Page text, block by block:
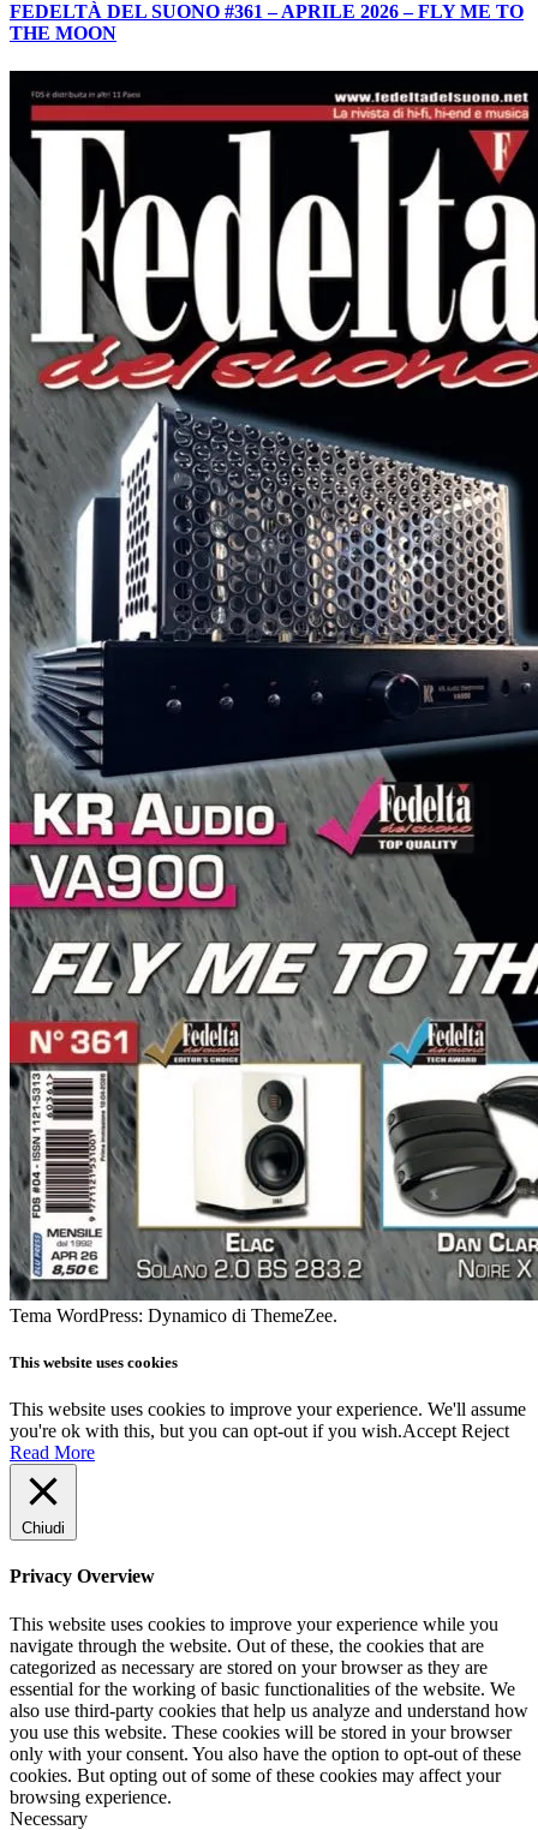
FEDELTÀ DEL SUONO #361 – APRILE 2026 – FLY ME TO
THE MOON
Tema WordPress: Dynamico di ThemeZee.
This website uses cookies
This website uses cookies to improve your experience. We'll assume
you're ok with this, but you can opt-out if you wish.Accept Reject
Read More
Chiudi
Privacy Overview
This website uses cookies to improve your experience while you
navigate through the website. Out of these, the cookies that are
categorized as necessary are stored on your browser as they are
essential for the working of basic functionalities of the website. We
also use third-party cookies that help us analyze and understand how
you use this website. These cookies will be stored in your browser
only with your consent. You also have the option to opt-out of these
cookies. But opting out of some of these cookies may affect your
browsing experience.
Necessary